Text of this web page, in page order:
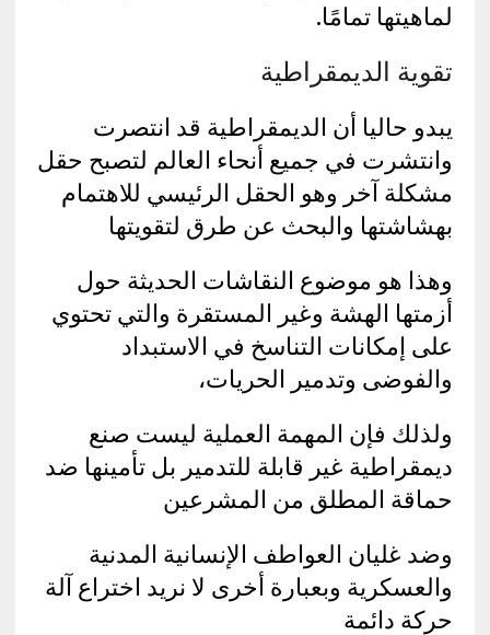
لماهيتها تمامًا.
تقوية الديمقراطية
يبدو حاليا أن الديمقراطية قد انتصرت
وانتشرت في جميع أنحاء العالم لتصبح حقل
مشكلة آخر وهو الحقل الرئيسي للاهتمام
بهشاشتها والبحث عن طرق لتقويتها
وهذا هو موضوع النقاشات الحديثة حول
أزمتها الهشة وغير المستقرة والتي تحتوي
على إمكانات التناسخ في الاستبداد
والفوضى وتدمير الحريات،
ولذلك فإن المهمة العملية ليست صنع
ديمقراطية غير قابلة للتدمير بل تأمينها ضد
حماقة المطلق من المشرعين
وضد غليان العواطف الإنسانية المدنية
والعسكرية وبعبارة أخرى لا نريد اختراع آلة
حركة دائمة